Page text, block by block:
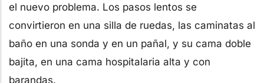
el nuevo problema. Los pasos lentos se
convirtieron en una silla de ruedas, las caminatas al
baño en una sonda y en un pañal, y su cama doble
bajita, en una cama hospitalaria alta y con
barandas.